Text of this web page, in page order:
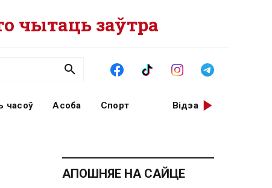
чытаць заўтра
часоў Асоба Спорт Відэа
АПОШНЯЕ НА САЙЦЕ